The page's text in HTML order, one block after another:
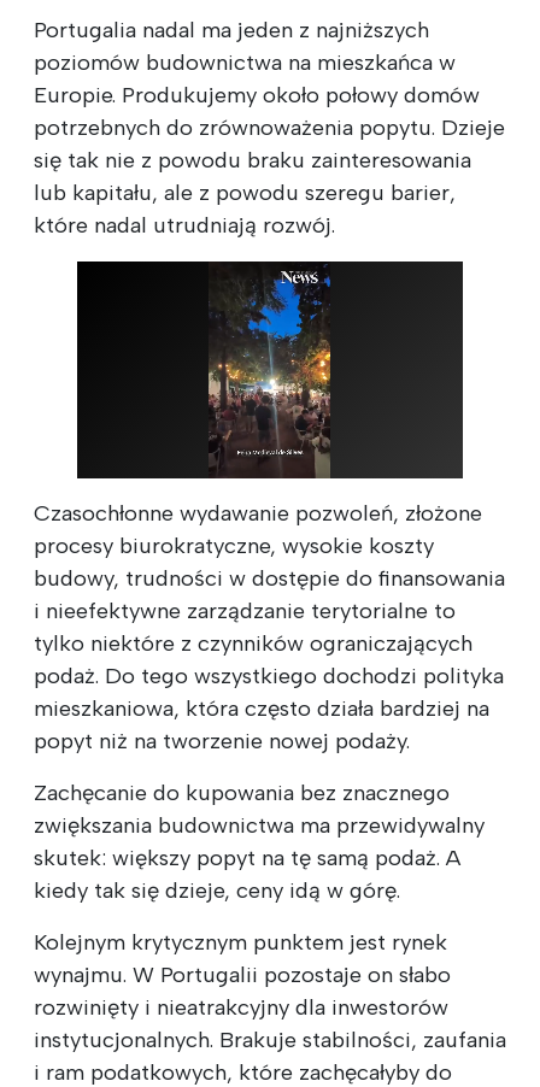
Portugalia nadal ma jeden z najniższych
poziomów budownictwa na mieszkańca w
Europie. Produkujemy około połowy domów
potrzebnych do zrównoważenia popytu. Dzieje
się tak nie z powodu braku zainteresowania
lub kapitału, ale z powodu szeregu barier,
które nadal utrudniają rozwój.
Czasochłonne wydawanie pozwoleń, złożone
procesy biurokratyczne, wysokie koszty
budowy, trudności w dostępie do finansowania
i nieefektywne zarządzanie terytorialne to
tylko niektóre z czynników ograniczających
podaż. Do tego wszystkiego dochodzi polityka
mieszkaniowa, która często działa bardziej na
popyt niż na tworzenie nowej podaży.
Zachęcanie do kupowania bez znacznego
zwiększania budownictwa ma przewidywalny
skutek: większy popyt na tę samą podaż. A
kiedy tak się dzieje, ceny idą w górę.
Kolejnym krytycznym punktem jest rynek
wynajmu. W Portugalii pozostaje on słabo
rozwinięty i nieatrakcyjny dla inwestorów
instytucjonalnych. Brakuje stabilności, zaufania
i ram podatkowych, które zachęcałyby do